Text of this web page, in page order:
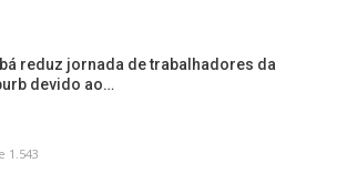
reduz jornada de trabalhadores da
devido ao…
1.543